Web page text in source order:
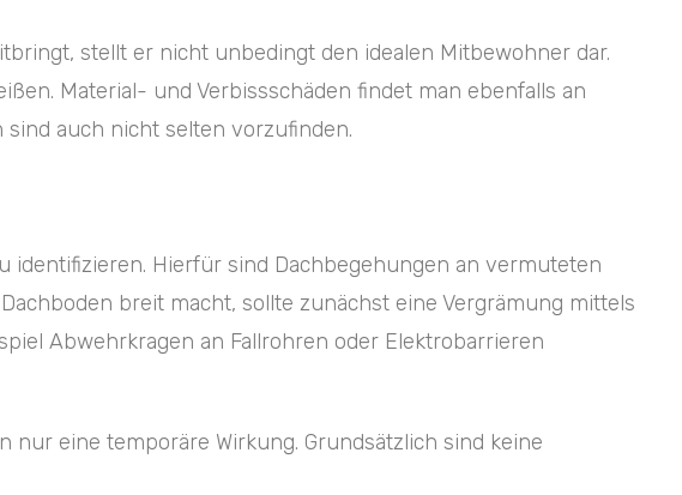
stellt er nicht unbedingt den idealen Mitbewohner dar.
Material- und Verbissschäden findet man ebenfalls an
sind auch nicht selten vorzufinden.
identifizieren. Hierfür sind Dachbegehungen an vermuteten
breit macht, sollte zunächst eine Vergrämung mittels
Abwehrkragen an Fallrohren oder Elektrobarrieren
nur eine temporäre Wirkung. Grundsätzlich sind keine